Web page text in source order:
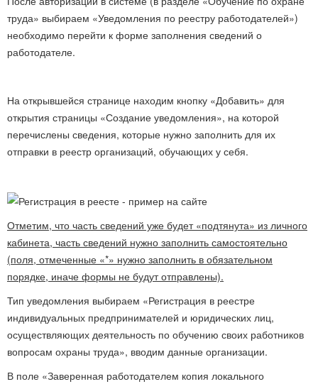
труда» выбираем «Уведомления по реестру работодателей»)
необходимо перейти к форме заполнения сведений о
работодателе.
На открывшейся странице находим кнопку «Добавить» для
открытия страницы «Создание уведомления», на которой
перечислены сведения, которые нужно заполнить для их
отправки в реестр организаций, обучающих у себя.
Отметим, что часть сведений уже будет «подтянута» из личного
кабинета, часть сведений нужно заполнить самостоятельно
(поля, отмеченные «*» нужно заполнить в обязательном
порядке, иначе формы не будут отправлены).
Тип уведомления выбираем «Регистрация в реестре
индивидуальных предпринимателей и юридических лиц,
осуществляющих деятельность по обучению своих работников
вопросам охраны труда», вводим данные организации.
В поле «Заверенная работодателем копия локального